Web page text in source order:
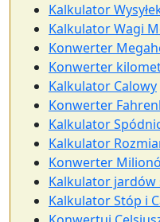
Kalkulator
Kalkulator Wagi
Konwerter
Konwerter
Kalkulator Calowy
Konwerter
Kalkulator
Kalkulator
Konwerter
Kalkulator jardów
Kalkulator Stóp i